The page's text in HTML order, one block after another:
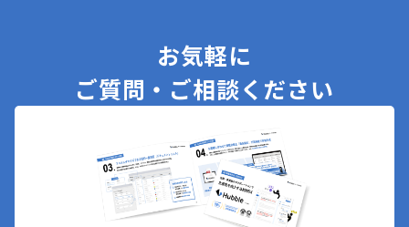
お気軽に
ご質問・ご相談ください